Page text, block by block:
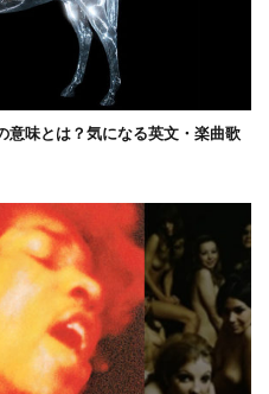
味とは？気になる英文・楽曲歌